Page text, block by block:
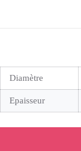
Diamètre
Epaisseur